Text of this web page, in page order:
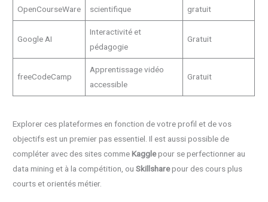
OpenCourseWare
scientifique
gratuit
Google AI
Interactivité et
pédagogie
Gratuit
freeCodeCamp
Apprentissage vidéo
accessible
Gratuit
Explorer ces plateformes en fonction de votre profil et de vos
objectifs est un premier pas essentiel. Il est aussi possible de
compléter avec des sites commeKagglepour se perfectionner au
data mining et à la compétition, ouSkillsharepour des cours plus
courts et orientés métier.